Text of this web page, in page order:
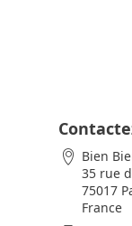
Bien
35 rue
75017
France